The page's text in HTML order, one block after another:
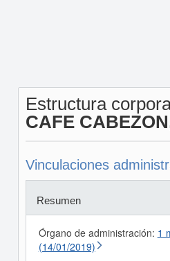
Estructura
CAFE
Vinculaciones
Resumen
Órgano de administración: 1
(14/01/2019)